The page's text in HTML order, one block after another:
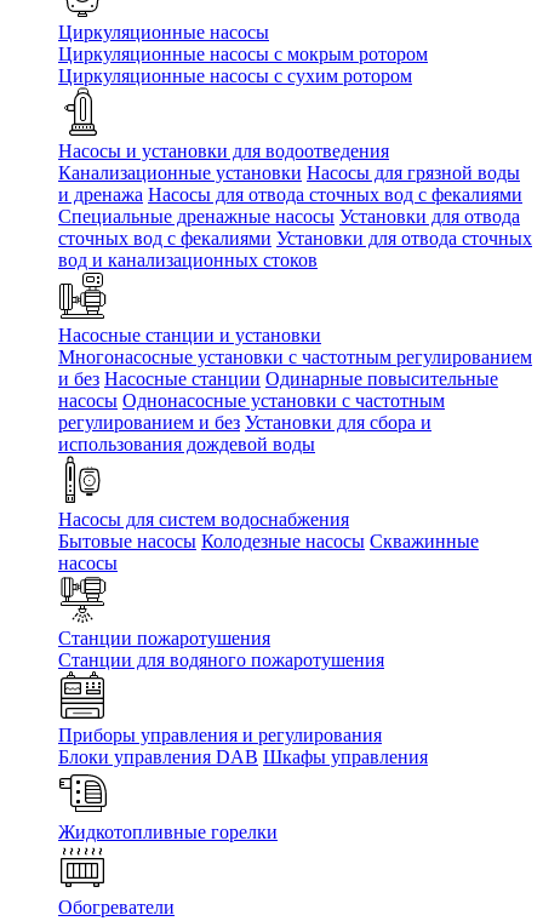
Циркуляционные насосы
Циркуляционные насосы с мокрым ротором
Циркуляционные насосы с сухим ротором
Насосы и установки для водоотведения
Канализационные установки Насосы для грязной воды
и дренажа Насосы для отвода сточных вод c фекалиями
Специальные дренажные насосы Установки для отвода
сточных вод c фекалиями Установки для отвода сточных
вод и канализационных стоков
Насосные станции и установки
Многонасосные установки с частотным регулированием
и без Насосные станции Одинарные повысительные
насосы Однонасосные установки с частотным
регулированием и без Установки для сбора и
использования дождевой воды
Насосы для систем водоснабжения
Бытовые насосы Колодезные насосы Скважинные
насосы
Станции пожаротушения
Станции для водяного пожаротушения
Приборы управления и регулирования
Блоки управления DAB Шкафы управления
Жидкотопливные горелки
Обогреватели